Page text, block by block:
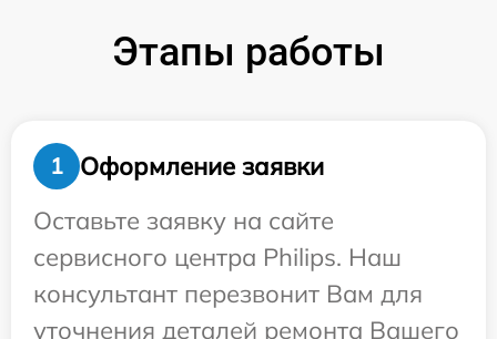
Этапы работы
1
Оформление заявки
Оставьте заявку на сайте
сервисного центра Philips. Наш
консультант перезвонит Вам для
уточнения деталей ремонта Вашего